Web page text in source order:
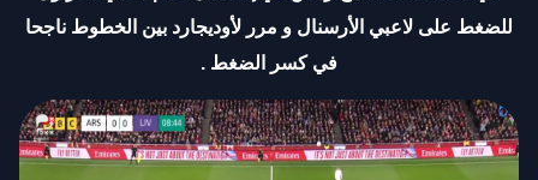
للضغط على لاعبي الأرسنال و مرر لأوديجارد بين الخطوط ناجحا
في كسر الضغط .